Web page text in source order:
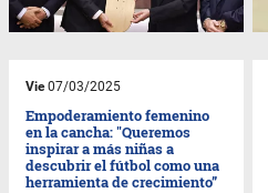
Vie07/03/2025
Empoderamiento femenino
en la cancha: "Queremos
inspirar a más niñas a
descubrir el fútbol como una
herramienta de crecimiento”